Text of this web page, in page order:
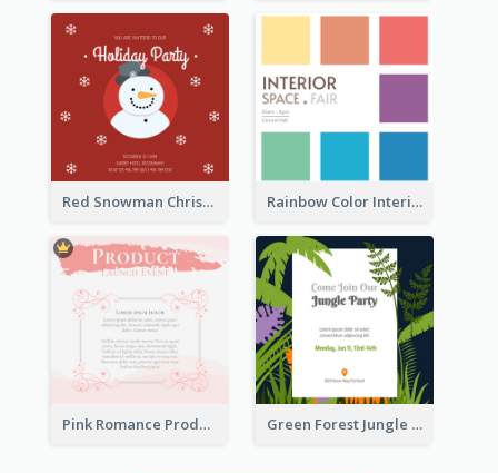
Red Snowman Christmas Holiday Party Invitation Rainbow Color Interior Space Fair Invitation
Pink Romance Product Launch Event Green Forest Jungle Explorer Invitation